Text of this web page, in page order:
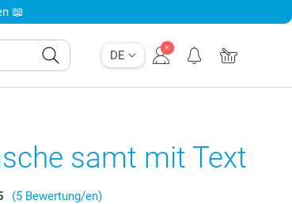
DE
📖
samt mit Text
(5 Bewertung/en)